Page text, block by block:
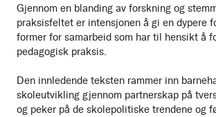
Gjennom en blanding av forskning og
praksisfeltet er intensjonen å gi en dypere
former for samarbeid som har til hensikt å
pedagogisk praksis.
Den innledende teksten rammer inn
skoleutvikling gjennom partnerskap på
og peker på de skolepolitiske trendene og